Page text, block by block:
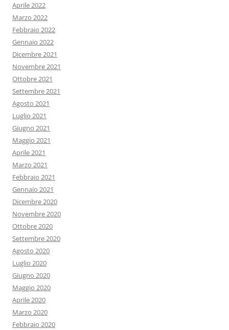
Aprile 2022
Marzo 2022
Febbraio 2022
Gennaio 2022
Dicembre 2021
Novembre 2021
Ottobre 2021
Settembre 2021
Agosto 2021
Luglio 2021
Giugno 2021
Maggio 2021
Aprile 2021
Marzo 2021
Febbraio 2021
Gennaio 2021
Dicembre 2020
Novembre 2020
Ottobre 2020
Settembre 2020
Agosto 2020
Luglio 2020
Giugno 2020
Maggio 2020
Aprile 2020
Marzo 2020
Febbraio 2020